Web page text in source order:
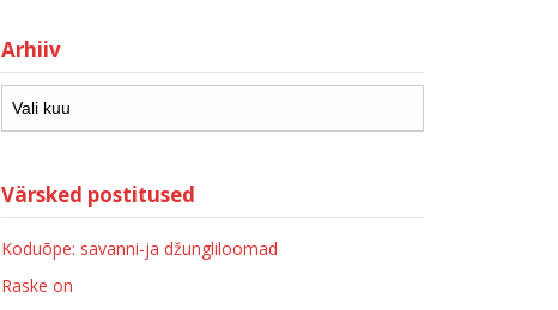
Arhiiv
Värsked postitused
Koduõpe: savanni-ja džungliloomad
Raske on